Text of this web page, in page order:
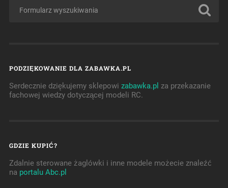
PODZIĘKOWANIE DLA ZABAWKA.PL
Serdecznie dziękujemy sklepowi zabawka.pl za przekazanie
fachowej wiedzy dotyczącej modeli RC.
GDZIE KUPIĆ?
Zdalnie sterowane żaglówki i inne modele możecie znaleźć
na portalu Abc.pl